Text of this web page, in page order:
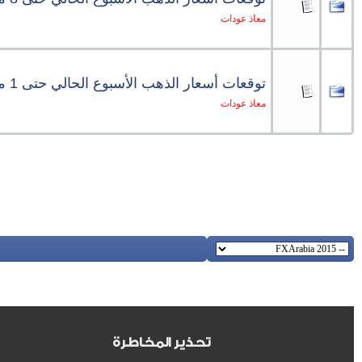
معاذ عودات
توقعات أسعار الذهب الأسبوع الحالي حتى 1 مارس
معاذ عودات
تحذير المخاطرة